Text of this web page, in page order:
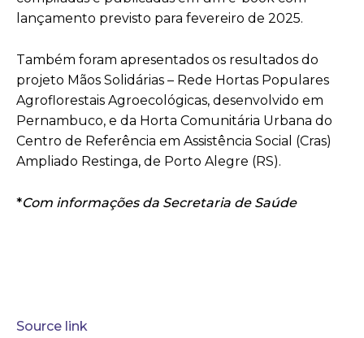
lançamento previsto para fevereiro de 2025.
Também foram apresentados os resultados do
projeto Mãos Solidárias – Rede Hortas Populares
Agroflorestais Agroecológicas, desenvolvido em
Pernambuco, e da Horta Comunitária Urbana do
Centro de Referência em Assistência Social (Cras)
Ampliado Restinga, de Porto Alegre (RS).
*Com informações da Secretaria de Saúde
Source link